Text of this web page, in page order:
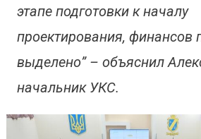
этапе подготовки к началу
проектирования, финансов
выделено” – объяснил
начальник УКС.